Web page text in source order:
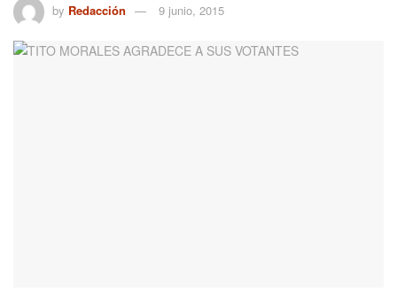
by Redacción 9 junio, 2015